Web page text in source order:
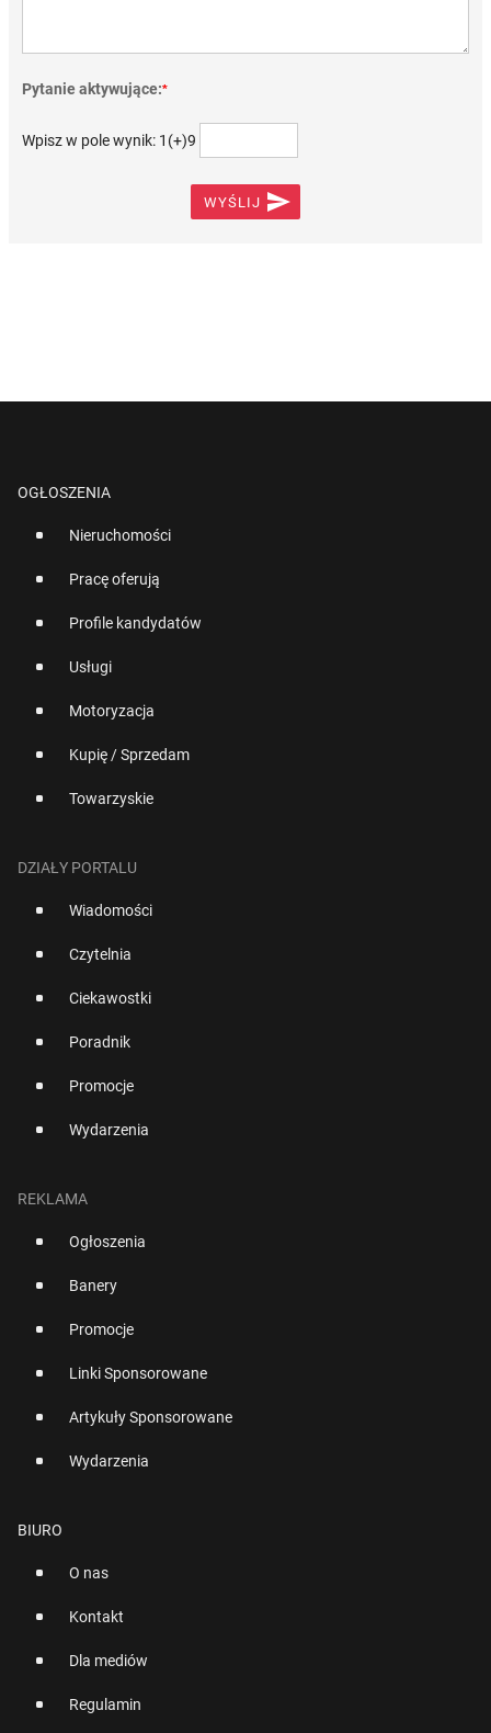
Pytanie aktywujące:*
Wpisz w pole wynik: 1(+)9
WYŚLIJ 
OGŁOSZENIA
Nieruchomości
Pracę oferują
Profile kandydatów
Usługi
Motoryzacja
Kupię / Sprzedam
Towarzyskie
DZIAŁY PORTALU
Wiadomości
Czytelnia
Ciekawostki
Poradnik
Promocje
Wydarzenia
REKLAMA
Ogłoszenia
Banery
Promocje
Linki Sponsorowane
Artykuły Sponsorowane
Wydarzenia
BIURO
O nas
Kontakt
Dla mediów
Regulamin